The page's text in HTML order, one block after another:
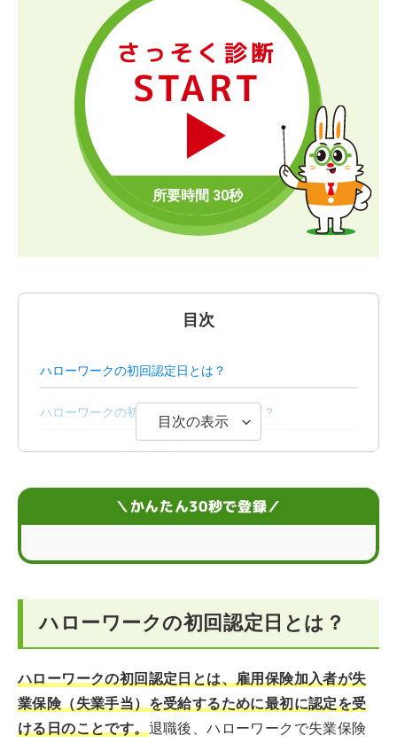
さっそく診断
START
目次
ハローワークの初回認定日とは？
ハローワークの初回認定日には何をする？
ハローワークの初回認定日までにすべきこと
ハローワークの初回認定日に関するQ＆A
目次の表示
＼かんたん30秒で登録／
ハローワークの初回認定日とは？
ハローワークの初回認定日とは、雇用保険加入者が失
業保険（失業手当）を受給するために最初に認定を受
ける日のことです。退職後、ハローワークで失業保険